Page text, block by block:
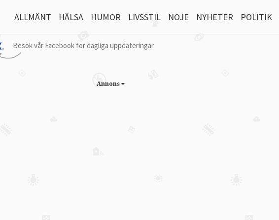
Besök vår Facebook för dagliga uppdateringar
ALLMÄNT HÄLSA HUMOR LIVSSTIL NÖJE NYHETER POLITIK
Annons